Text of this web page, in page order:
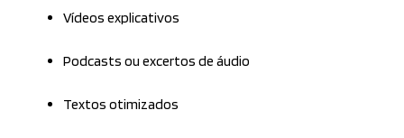
Vídeos explicativos
Podcasts ou excertos de áudio
Textos otimizados